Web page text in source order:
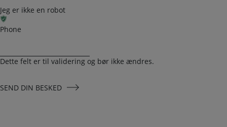
Jeg er ikke en robot
Phone
Dette felt er til validering og bør ikke ændres.
SEND DIN BESKED